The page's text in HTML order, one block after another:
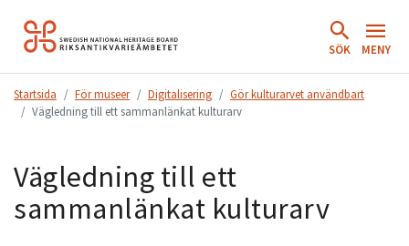
Hoppa
till
SÖK MENY
Startsida För museer Digitalisering
Gör kulturarvet användbart
Vägledning till ett sammanlänkat kulturarv
Vägledning till ett
sammanlänkat kulturarv